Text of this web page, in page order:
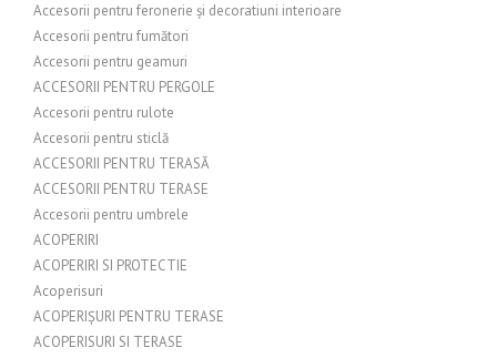
Accesorii pentru feronerie și decoratiuni interioare
Accesorii pentru fumători
Accesorii pentru geamuri
ACCESORII PENTRU PERGOLE
Accesorii pentru rulote
Accesorii pentru sticlă
ACCESORII PENTRU TERASĂ
ACCESORII PENTRU TERASE
Accesorii pentru umbrele
ACOPERIRI
ACOPERIRI SI PROTECTIE
Acoperisuri
ACOPERIȘURI PENTRU TERASE
ACOPERISURI SI TERASE